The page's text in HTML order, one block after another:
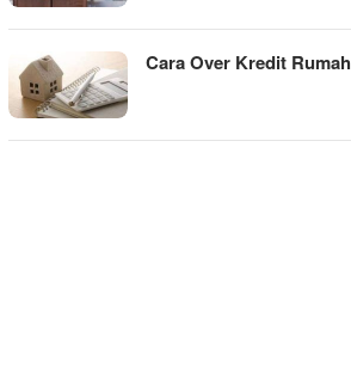
Cara Over Kredit Rumah